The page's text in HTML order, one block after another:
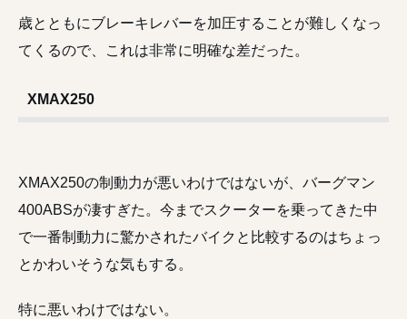
歳とともにブレーキレバーを加圧することが難しくなっ
てくるので、これは非常に明確な差だった。
XMAX250
XMAX250の制動力が悪いわけではないが、バーグマン
400ABSが凄すぎた。今までスクーターを乗ってきた中
で一番制動力に驚かされたバイクと比較するのはちょっ
とかわいそうな気もする。
特に悪いわけではない。